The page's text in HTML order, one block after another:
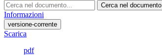
Cerca nel documento
Informazioni
versione-corrente
Scarica
pdf